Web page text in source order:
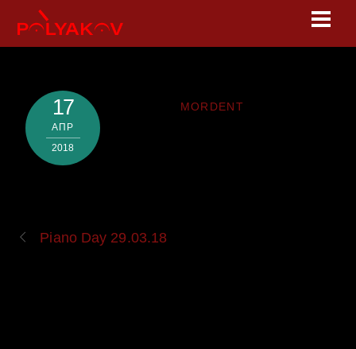
17
АПР
2018
MORDENT
Piano Day 29.03.18